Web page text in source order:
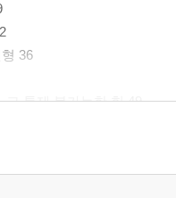
36
그 통제 불가능한 힘 49